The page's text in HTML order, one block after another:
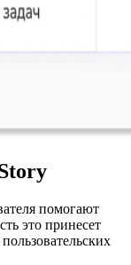
помогают
это принесет